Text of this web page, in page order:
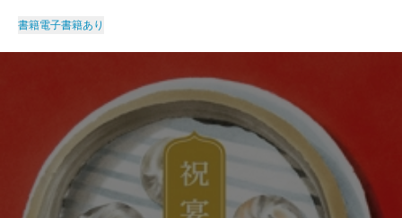
書籍電子書籍あり